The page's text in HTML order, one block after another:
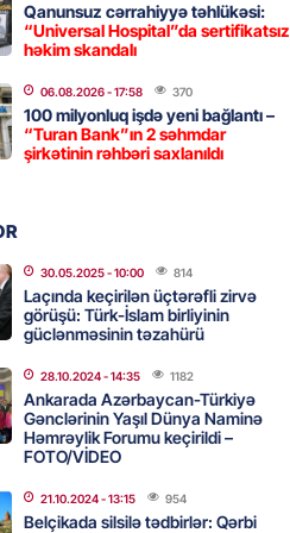
- 18:00 156
görə rüşvət alan vəzifəli
məhkəməsi BAŞLAYIR
- 17:45
şənliyində yaralanan rus
– VİDEO
- 17:30 272
qadının milyonluq mirası ilə
546 min manatı 20
Qanunsuz cərrahiyyə təhlükəsi:
“Universal Hospital”da sertifikatsız
həkim skandalı
06.08.2026- 17:58 370
100 milyonluq işdə yeni bağlantı –
“Turan Bank”ın 2 səhmdar
şirkətinin rəhbəri saxlanıldı
30.05.2025- 10:00 814
Laçında keçirilən üçtərəfli zirvə
görüşü: Türk-İslam birliyinin
güclənməsinin təzahürü
28.10.2024- 14:35 1182
Ankarada Azərbaycan-Türkiyə
Gənclərinin Yaşıl Dünya Naminə
Həmrəylik Forumu keçirildi –
FOTO/VİDEO
21.10.2024- 13:15 954
Belçikada silsilə tədbirlər: Qərbi